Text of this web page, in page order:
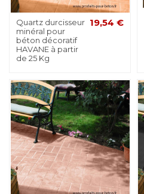
Quartz durcisseur
minéral pour
béton décoratif
HAVANE à partir
de 25 Kg
19,54 €